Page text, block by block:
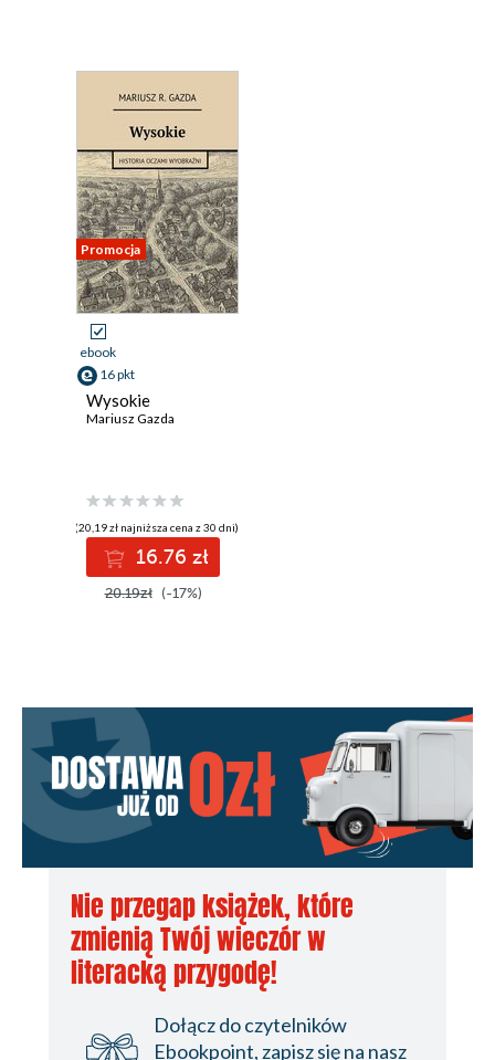
Promocja
ebook
16 pkt
Wysokie
Mariusz Gazda
(20,19 zł najniższa cena z 30 dni)
16.76 zł
20.19zł (-17%)
Nie przegap książek, które
zmienią Twój wieczór w
literacką przygodę!
Dołącz do czytelników
Ebookpoint, zapisz się na nasz